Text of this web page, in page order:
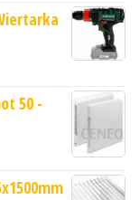
50 -